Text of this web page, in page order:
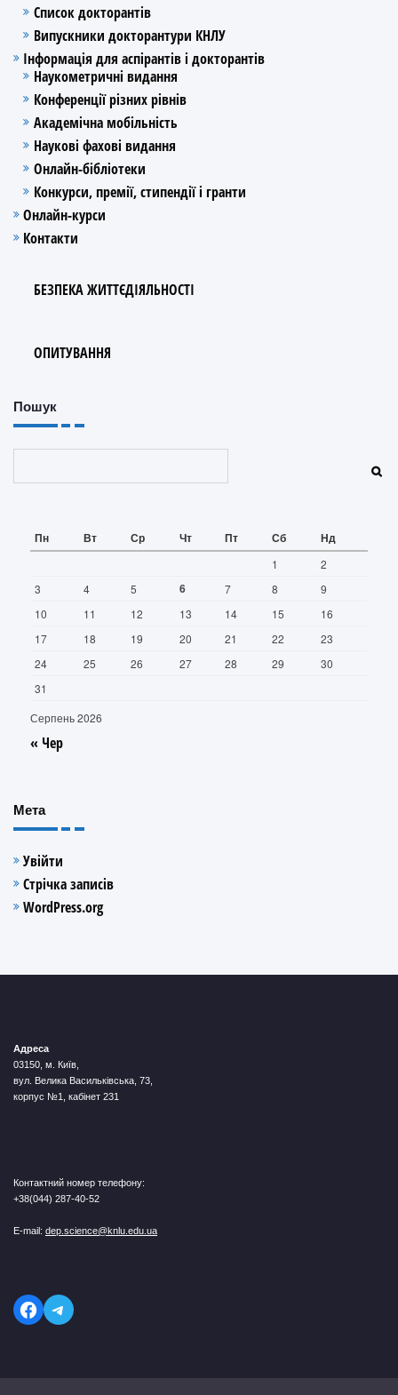
Список докторантів
Випускники докторантури КНЛУ
Інформація для аспірантів і докторантів
Наукометричні видання
Конференції різних рівнів
Академічна мобільність
Наукові фахові видання
Онлайн-бібліотеки
Конкурси, премії, стипендії і гранти
Онлайн-курси
Контакти
БЕЗПЕКА ЖИТТЄДІЯЛЬНОСТІ
ОПИТУВАННЯ
Пошук
Серпень 2026
Пн Вт Ср Чт Пт Сб Нд
1
2
3
4 5 6 7 8
9
10
11 12 13 14 15
16
17
18 19 20 21 22
23
24
25 26 27 28 29
30
31
« Чер
Мета
Увійти
Стрічка записів
WordPress.org
Адреса
03150, м. Київ,
вул. Велика Васильківська, 73,
корпус №1, кабінет 231
Контактний номер телефону:
+38(044) 287-40-52
E-mail: dep.science@knlu.edu.ua
Telegram